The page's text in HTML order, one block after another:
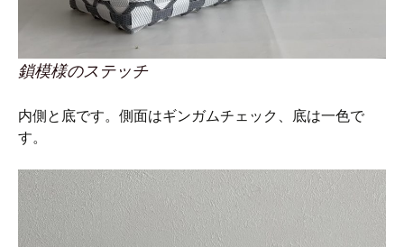
鎖模様のステッチ
内側と底です。側面はギンガムチェック、底は一色で
す。